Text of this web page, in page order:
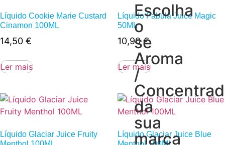
Escolha
o
se
Aroma
/
da
sua
marca
Líquido Cookie Marie Custard
Cinamon 100ML
14,50 €
Ler mais
Líquido Fabula Juice Magic
50ML
10,90€
Ler mais
Líquido Glaciar Juice Fruity
Líquido Glaciar Juice Blue